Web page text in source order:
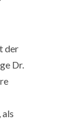
der
Dr.